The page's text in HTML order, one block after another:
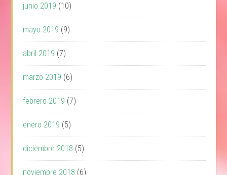
junio 2019 (10)
mayo 2019 (9)
abril 2019 (7)
marzo 2019 (6)
febrero 2019 (7)
enero 2019 (5)
diciembre 2018 (5)
noviembre 2018 (6)